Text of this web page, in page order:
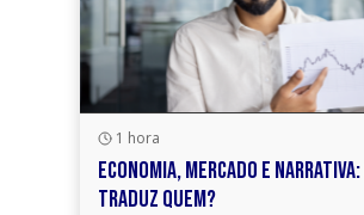
1 hora
ECONOMIA, MERCADO E
TRADUZ QUEM?